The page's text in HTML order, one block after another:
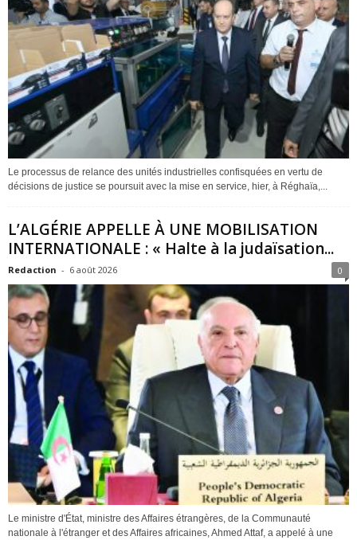
Le processus de relance des unités industrielles confisquées en vertu de
décisions de justice se poursuit avec la mise en service, hier, à Réghaïa,...
L’ALGÉRIE APPELLE À UNE MOBILISATION
INTERNATIONALE : « Halte à la judaïsation...
Redaction - 6 août 2026 0
Le ministre d'État, ministre des Affaires étrangères, de la Communauté
nationale à l'étranger et des Affaires africaines, Ahmed Attaf, a appelé à une